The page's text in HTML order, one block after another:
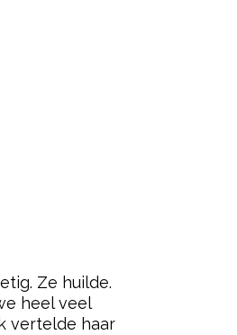
Ze huilde.
heel veel
vertelde haar